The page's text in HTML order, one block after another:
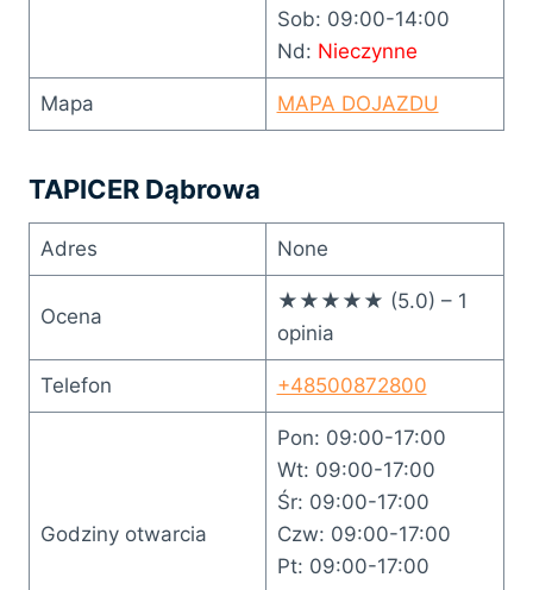
Sob: 09:00-14:00
Nd: Nieczynne
Mapa MAPA DOJAZDU
TAPICER Dąbrowa
Adres None
Ocena
★★★★★ (5.0) – 1
opinia
Telefon +48500872800
Godziny otwarcia
Pon: 09:00-17:00
Wt: 09:00-17:00
Śr: 09:00-17:00
Czw: 09:00-17:00
Pt: 09:00-17:00